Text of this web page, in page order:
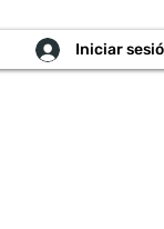
Iniciar